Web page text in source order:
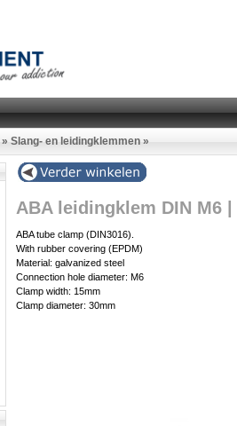
» Slang- en leidingklemmen »
ABA leidingklem DIN M6
ABA tube clamp (DIN3016).
With rubber covering (EPDM)
Material: galvanized steel
Connection hole diameter: M6
Clamp width: 15mm
Clamp diameter: 30mm